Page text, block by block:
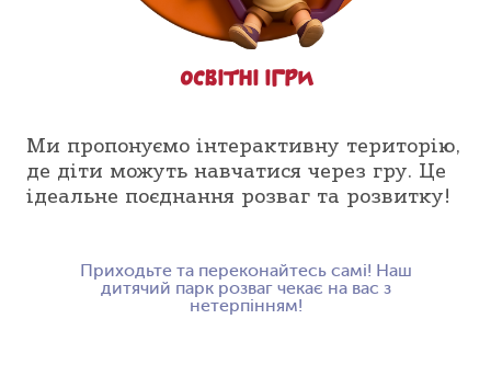
ОСВІТНІ ІГРИ
Ми пропонуємо інтерактивну територію,
де діти можуть навчатися через гру. Це
ідеальне поєднання розваг та розвитку!
Приходьте та переконайтесь самі! Наш
дитячий парк розваг чекає на вас з
нетерпінням!